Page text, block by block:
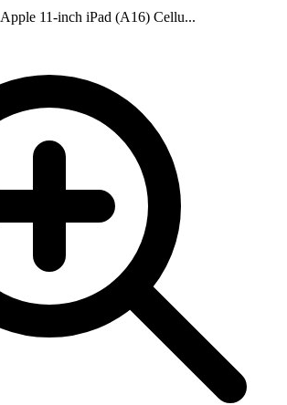
Apple 11-inch iPad (A16) Cellu...